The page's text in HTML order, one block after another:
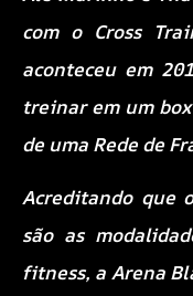
com o Cross
aconteceu em
treinar em um
de uma Rede de
Acreditando que
são as
fitness, a Arena